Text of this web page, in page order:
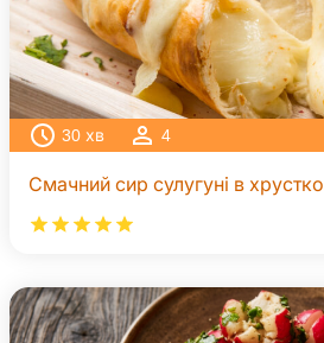
30 хв 4
Смачний сир сулугуні в